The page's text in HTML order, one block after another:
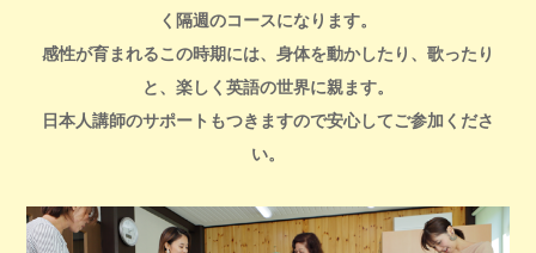
く隔週のコースになります。
感性が育まれるこの時期には、身体を動かしたり、歌ったり
と、楽しく英語の世界に親ます。
日本人講師のサポートもつきますので安心してご参加くださ
い。